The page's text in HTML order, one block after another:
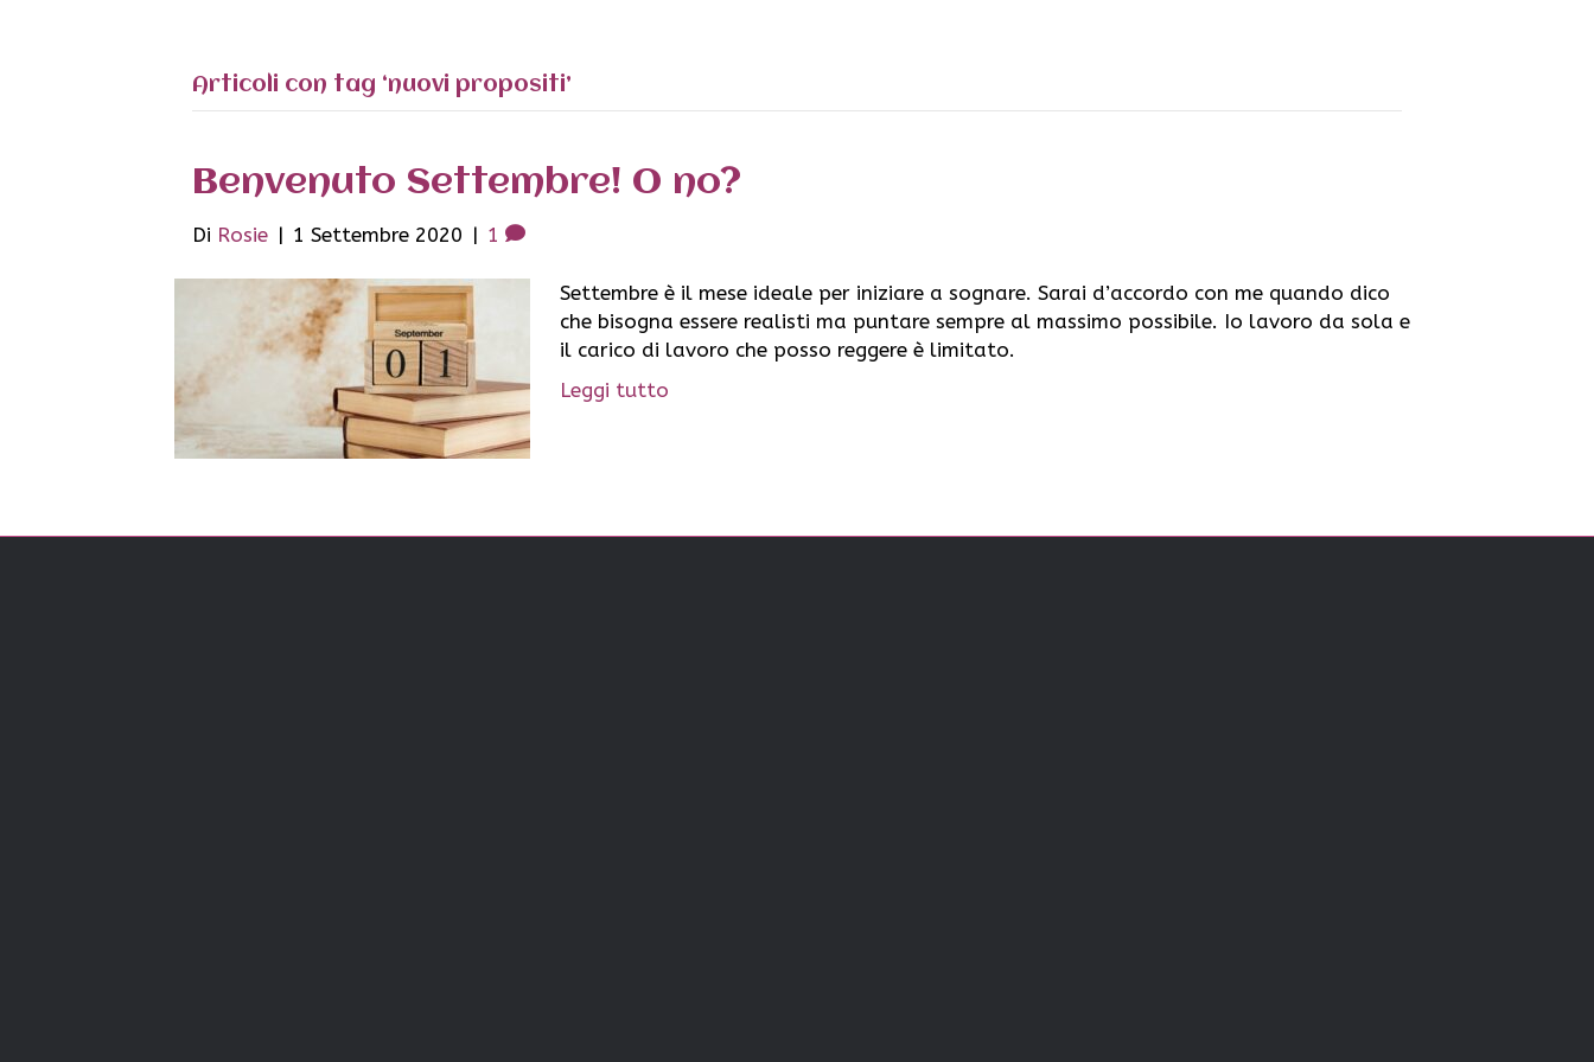
Articoli con tag ‘nuovi propositi’
Benvenuto Settembre! O no?
Di Rosie | 1 Settembre 2020 | 1
Settembre è il mese ideale per iniziare a sognare. Sarai d’accordo con me quando dico
che bisogna essere realisti ma puntare sempre al massimo possibile. Io lavoro da sola e
il carico di lavoro che posso reggere è limitato.
Leggi tutto